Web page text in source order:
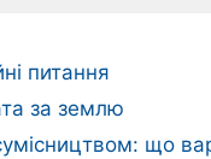
питання
за землю
що